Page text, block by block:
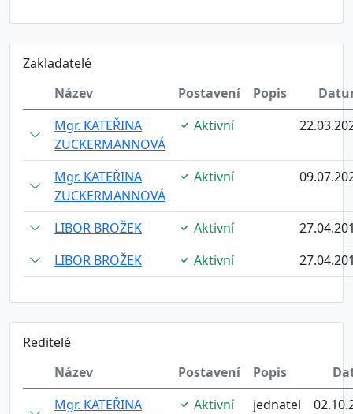
Zakladatelé
Název
Postavení Popis
Mgr. KATEŘINA
ZUCKERMANNOVÁ
Aktivní
Mgr. KATEŘINA
ZUCKERMANNOVÁ
Aktivní
LIBOR BROŽEK Aktivní
LIBOR BROŽEK
Aktivní
Reditelé
Název
Postavení Popis
Mgr. KATEŘINA
Aktivní jednatel